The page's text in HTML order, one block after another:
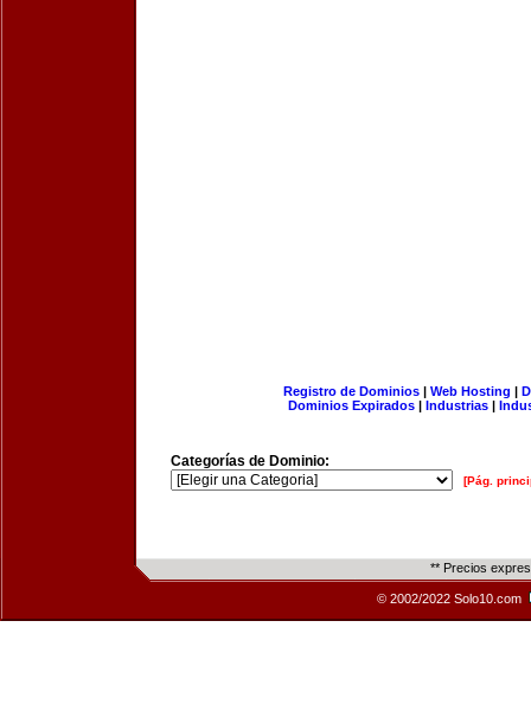
Registro de Dominios| Web Hosting |
Dominios Expirados | Industrias |
Categorías de Dominio:
[Pág.
** Precios
© 2002/2022 Solo10.com